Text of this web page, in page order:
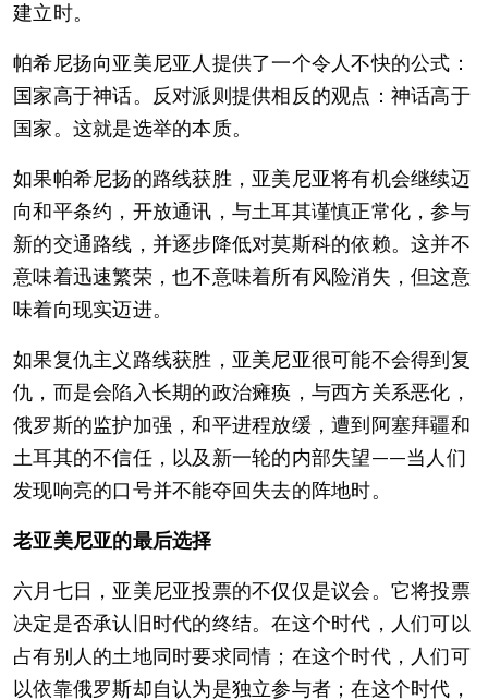
建立时。
帕希尼扬向亚美尼亚人提供了一个令人不快的公式：
国家高于神话。反对派则提供相反的观点：神话高于
国家。这就是选举的本质。
如果帕希尼扬的路线获胜，亚美尼亚将有机会继续迈
向和平条约，开放通讯，与土耳其谨慎正常化，参与
新的交通路线，并逐步降低对莫斯科的依赖。这并不
意味着迅速繁荣，也不意味着所有风险消失，但这意
味着向现实迈进。
如果复仇主义路线获胜，亚美尼亚很可能不会得到复
仇，而是会陷入长期的政治瘫痪，与西方关系恶化，
俄罗斯的监护加强，和平进程放缓，遭到阿塞拜疆和
土耳其的不信任，以及新一轮的内部失望——当人们
发现响亮的口号并不能夺回失去的阵地时。
老亚美尼亚的最后选择
六月七日，亚美尼亚投票的不仅仅是议会。它将投票
决定是否承认旧时代的终结。在这个时代，人们可以
占有别人的土地同时要求同情；在这个时代，人们可
以依靠俄罗斯却自认为是独立参与者；在这个时代，